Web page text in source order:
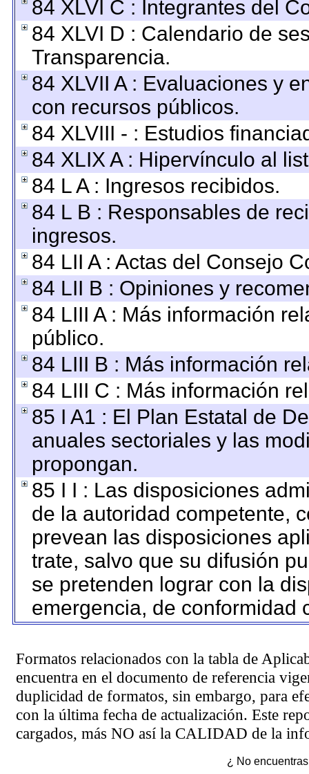
84 XLVI C : Integrantes del
84 XLVI D : Calendario de
Transparencia.
84 XLVII A : Evaluaciones y
con recursos públicos.
84 XLVIII - : Estudios
84 XLIX A : Hipervínculo al
84 L A : Ingresos recibidos.
84 L B : Responsables de
ingresos.
84 LII A : Actas del Consejo
84 LII B : Opiniones y
84 LIII A : Más información
público.
84 LIII B : Más información
84 LIII C : Más información
85 I A1 : El Plan Estatal de
anuales sectoriales y las
propongan.
85 I I : Las disposiciones
de la autoridad competente,
prevean las disposiciones
trate, salvo que su difusión
se pretenden lograr con la
emergencia, de conformidad
Formatos relacionados con la tabla de
encuentra en el documento de referencia
duplicidad de formatos, sin embargo, para
con la última fecha de actualización. Este
cargados, más NO así la CALIDAD de la
¿ No